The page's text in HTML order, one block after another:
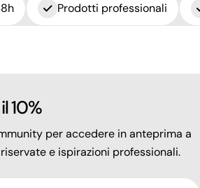
Prodotti professionali
10%
per accedere in anteprima a
e ispirazioni professionali.